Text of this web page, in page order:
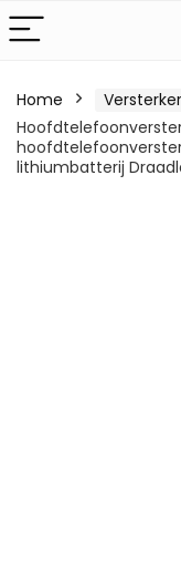
Home
lithiumbatterij